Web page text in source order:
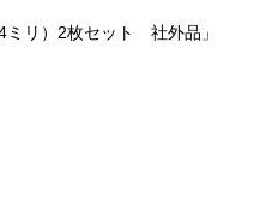
リ）2枚セット 社外品」